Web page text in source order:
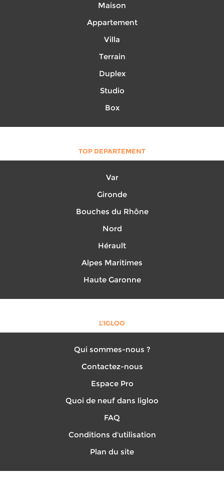
Maison
Appartement
Villa
Terrain
Duplex
Studio
Box
TOP DEPARTEMENT
Var
Gironde
Bouches du Rhône
Nord
Hérault
Alpes Maritimes
Haute Garonne
L'IGLOO
Qui sommes-nous ?
Contactez-nous
Espace Pro
Quoi de neuf dans ligloo
FAQ
Conditions d'utilisation
Plan du site